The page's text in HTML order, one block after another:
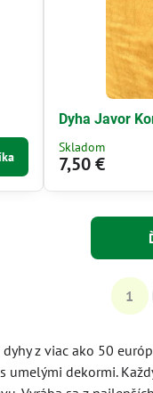
Dyha Javor
Skladom
7,50 €
1
dyhy z viac ako 50
umelými dekormi.